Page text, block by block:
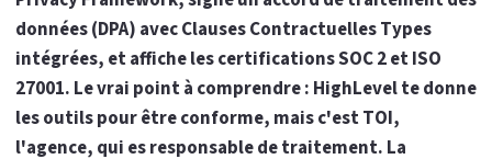
données (DPA) avec Clauses Contractuelles Types
intégrées, et affiche les certifications SOC 2 et ISO
27001. Le vrai point à comprendre : HighLevel te donne
les outils pour être conforme, mais c'est TOI,
l'agence, qui es responsable de traitement. La